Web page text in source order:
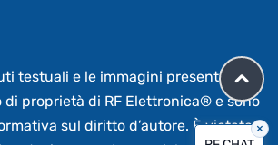
testuali e le immagini presenti su
di proprietà di RF Elettronica® e sono
sul diritto d’autore. È vietata ×